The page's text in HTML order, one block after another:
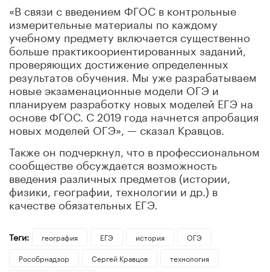
«В связи с введением ФГОС в контрольные
измерительные материалы по каждому
учебному предмету включается существенно
больше практикоориентированных заданий,
проверяющих достижение определенных
результатов обучения. Мы уже разрабатываем
новые экзаменационные модели ОГЭ и
планируем разработку новых моделей ЕГЭ на
основе ФГОС. С 2019 года начнется апробация
новых моделей ОГЭ», — сказал Кравцов.
Также он подчеркнул, что в профессиональном
сообществе обсуждается возможность
введения различных предметов (истории,
физики, географии, технологии и др.) в
качестве обязательных ЕГЭ.
Теги: география ЕГЭ история
ОГЭ
Рособрнадзор
Сергей Кравцов
технология